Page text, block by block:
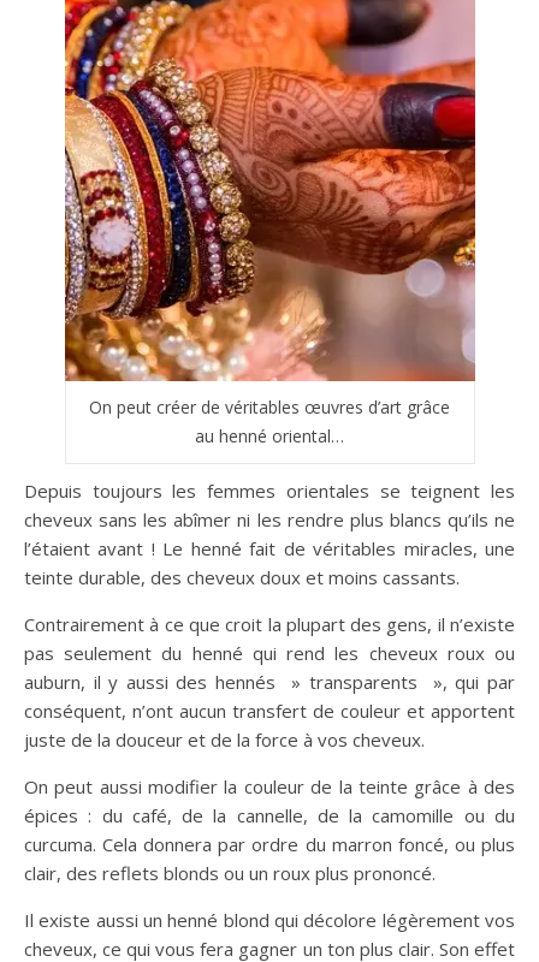
On peut créer de véritables œuvres d’art grâce
au henné oriental…
Depuis toujours les femmes orientales se teignent les
cheveux sans les abîmer ni les rendre plus blancs qu’ils ne
l’étaient avant ! Le henné fait de véritables miracles, une
teinte durable, des cheveux doux et moins cassants.
Contrairement à ce que croit la plupart des gens, il n’existe
pas seulement du henné qui rend les cheveux roux ou
auburn, il y aussi des hennés » transparents », qui par
conséquent, n’ont aucun transfert de couleur et apportent
juste de la douceur et de la force à vos cheveux.
On peut aussi modifier la couleur de la teinte grâce à des
épices : du café, de la cannelle, de la camomille ou du
curcuma. Cela donnera par ordre du marron foncé, ou plus
clair, des reflets blonds ou un roux plus prononcé.
Il existe aussi un henné blond qui décolore légèrement vos
cheveux, ce qui vous fera gagner un ton plus clair. Son effet